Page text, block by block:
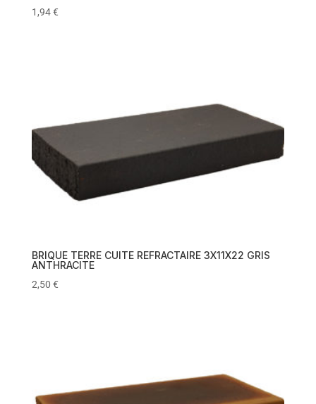
1,94€
BRIQUE TERRE CUITE REFRACTAIRE 3X11X22 GRIS
ANTHRACITE
2,50 €